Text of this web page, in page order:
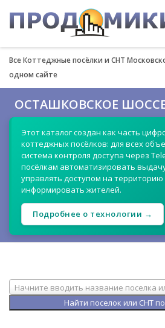
Все Коттеджные посёлки и СНТ
одном сайте
ОСТАШКОВСКОЕ
Этот каталог создан как часть
коттеджных посёлков: для всех
система контроля доступа через
посёлкам автоматизировать
управлять доступом на
информировать жителей.
Подробнее о технологии →
Начните вводить название поселка